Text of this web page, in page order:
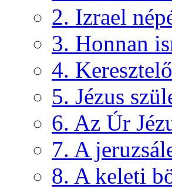
2. Izrael
3. Honnan
4.
5. Jézus
6. Az Úr
7. A
8. A keleti